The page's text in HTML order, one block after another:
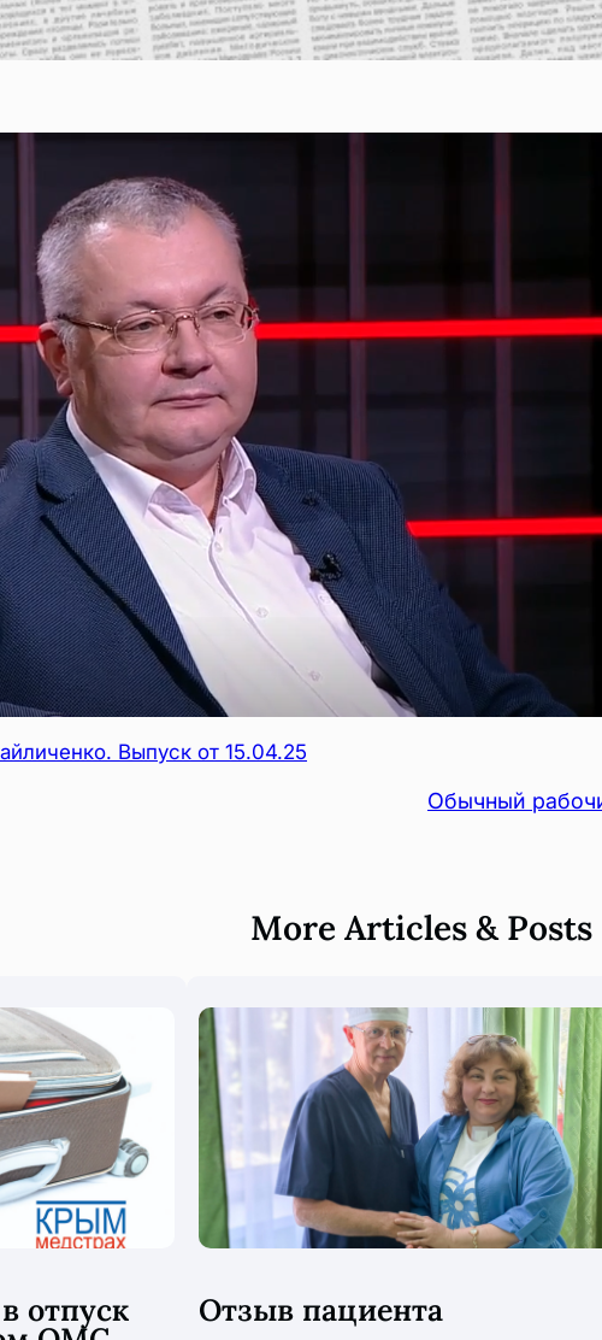
Выпуск от 15.04.25
Обычный
More Articles & Posts
отпуск Отзыв пациента